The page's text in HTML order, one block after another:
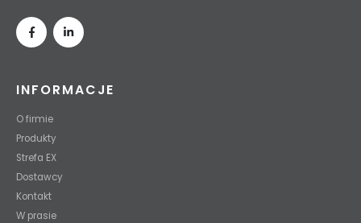
INFORMACJE
O firmie
Produkty
Strefa EX
Dostawcy
Kontakt
W prasie